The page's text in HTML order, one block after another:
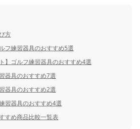
方
フ練習器具のおすすめ5選
】ゴルフ練習器具のおすすめ4選
器具のおすすめ7選
器具のおすすめ2選
習器具のおすすめ4選
すめ商品比較一覧表